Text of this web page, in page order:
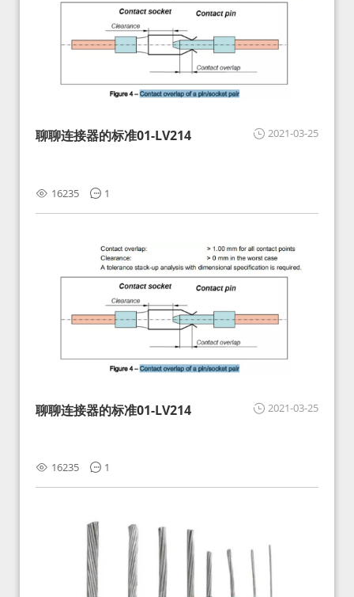
2021-03-25
聊聊连接器的标准01-LV214
16235 1
2021-03-25
聊聊连接器的标准01-LV214
16235 1